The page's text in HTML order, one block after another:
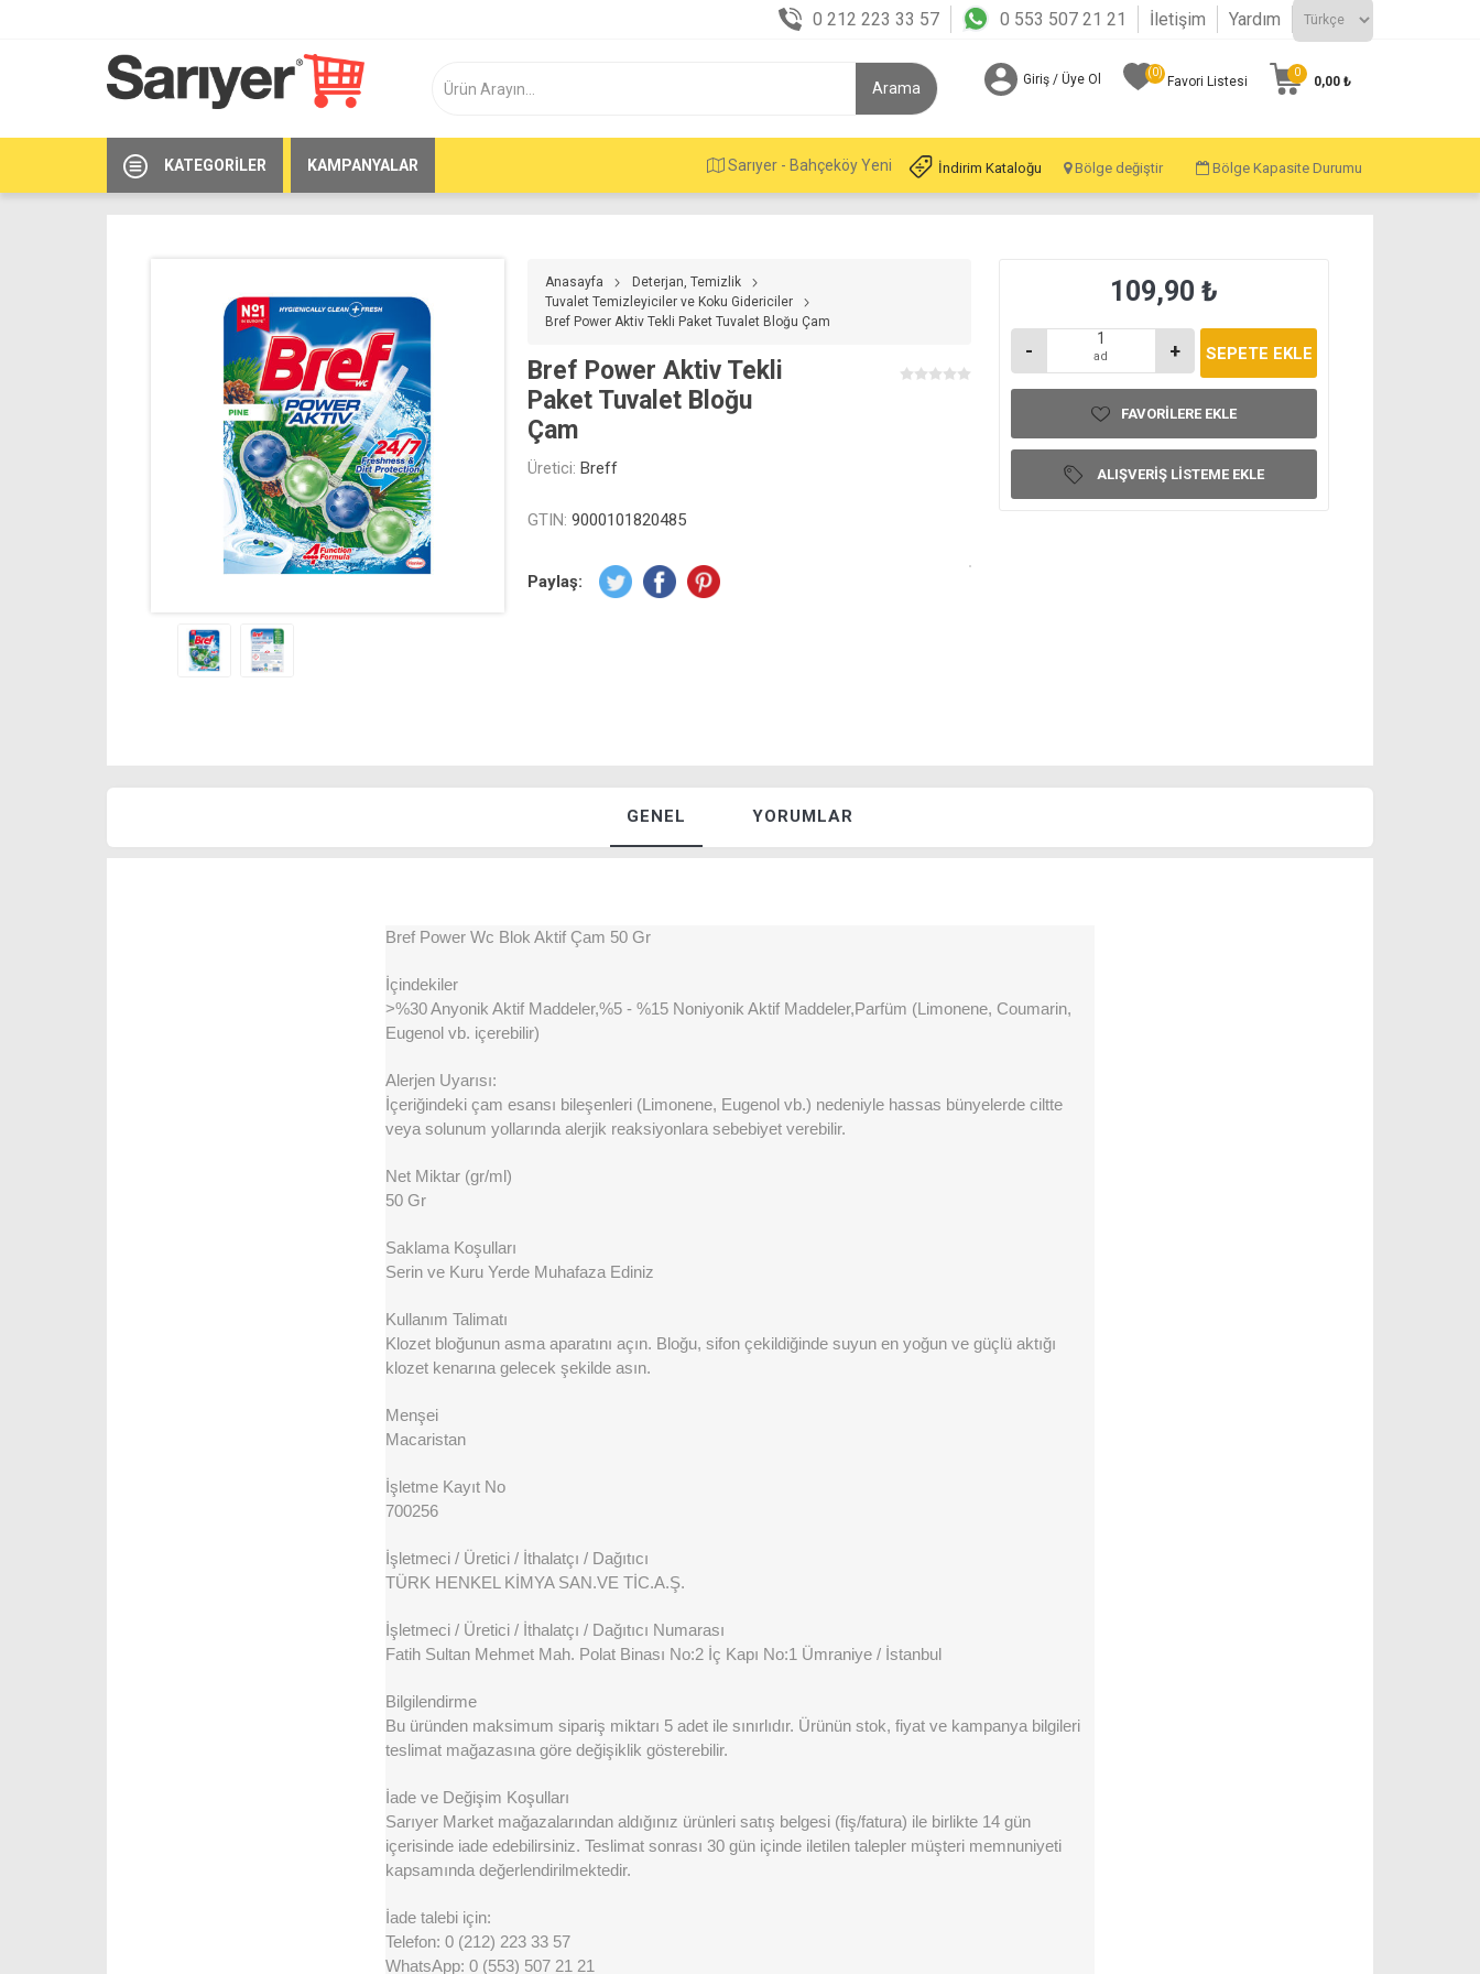
0 212 223 33 57 0 553 507 21 21 İletişim Yardım
Giriş / Üye Ol Favori Listesi
(0) 0
0,00 ₺
KATEGORILER KAMPANYALAR Sarıyer - Bahçeköy Yeni İndirim Kataloğu Bölge değiştir Bölge Kapasite Durumu
Anasayfa
Deterjan, Temizlik
Tuvalet Temizleyiciler ve Koku Gidericiler
Bref Power Aktiv Tekli Paket Tuvalet Bloğu Çam
Bref Power Aktiv Tekli
Paket Tuvalet Bloğu
Çam
Üretici: Breff
GTIN: 9000101820485
Paylaş:
109,90 ₺
- ad +
FAVORILERE EKLE
ALIŞVERIŞ LISTEME EKLE
GENEL YORUMLAR
Bref Power Wc Blok Aktif Çam 50 Gr
İçindekiler
>%30 Anyonik Aktif Maddeler,%5 - %15 Noniyonik Aktif Maddeler,Parfüm (Limonene, Coumarin,
Eugenol vb. içerebilir)
Alerjen Uyarısı:
İçeriğindeki çam esansı bileşenleri (Limonene, Eugenol vb.) nedeniyle hassas bünyelerde ciltte
veya solunum yollarında alerjik reaksiyonlara sebebiyet verebilir.
Net Miktar (gr/ml)
50 Gr
Saklama Koşulları
Serin ve Kuru Yerde Muhafaza Ediniz
Kullanım Talimatı
Klozet bloğunun asma aparatını açın. Bloğu, sifon çekildiğinde suyun en yoğun ve güçlü aktığı
klozet kenarına gelecek şekilde asın.
Menşei
Macaristan
İşletme Kayıt No
700256
İşletmeci / Üretici / İthalatçı / Dağıtıcı
TÜRK HENKEL KİMYA SAN.VE TİC.A.Ş.
İşletmeci / Üretici / İthalatçı / Dağıtıcı Numarası
Fatih Sultan Mehmet Mah. Polat Binası No:2 İç Kapı No:1 Ümraniye / İstanbul
Bilgilendirme
Bu üründen maksimum sipariş miktarı 5 adet ile sınırlıdır. Ürünün stok, fiyat ve kampanya bilgileri
teslimat mağazasına göre değişiklik gösterebilir.
İade ve Değişim Koşulları
Sarıyer Market mağazalarından aldığınız ürünleri satış belgesi (fiş/fatura) ile birlikte 14 gün
içerisinde iade edebilirsiniz. Teslimat sonrası 30 gün içinde iletilen talepler müşteri memnuniyeti
kapsamında değerlendirilmektedir.
İade talebi için:
Telefon: 0 (212) 223 33 57
WhatsApp: 0 (553) 507 21 21